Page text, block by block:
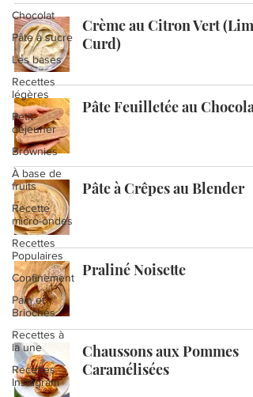
Chocolat
Pâte à sucre
Les bases
Recettes
légères
Petit-
déjeuner
Brownies
À base de
fruits
Recette
micro-ondes
Recettes
Populaires
Confinement
Pain et
Brioches
Recettes à
la une
Recettes
Instagram
Crème au Citron Vert (Lime
Curd)
Pâte Feuilletée au Chocolat
Pâte à Crêpes au Blender
Praliné Noisette
Chaussons aux Pommes
Caramélisées